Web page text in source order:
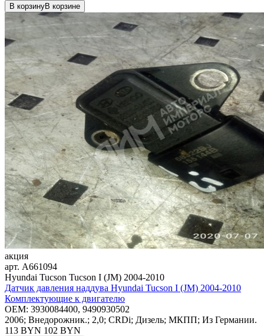
В корзинуВ корзине
акция
арт. A661094
Hyundai Tucson Tucson I (JM) 2004-2010
Датчик давления наддува Hyundai Tucson I (JM) 2004-2010
Комплектующие к двигателю
OEM: 3930084400, 9490930502
2006; Внедорожник.; 2,0; CRDi; Дизель; МКПП; Из Германии.
113 BYN 102 BYN